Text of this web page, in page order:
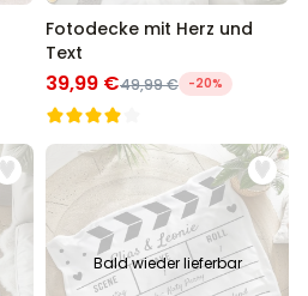
Fotodecke mit Herz und
Text
39,99 €49,99 € -20%
Bald wieder lieferbar